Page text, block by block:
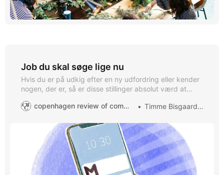
Job du skal søge lige nu
Hvis du er på udkig efter en ny udfordring eller kender
nogen, der er, så er disse stillinger absolut værd at
for kommunikation lige nu 💼 🔎 Leder du efter din
stillinger inden for kommunikation og marketing,
copenhagen review of communication Timme Bisgaard Munk